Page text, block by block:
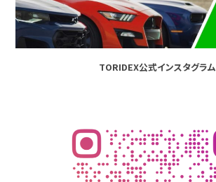
TORIDEX公式インスタグラム